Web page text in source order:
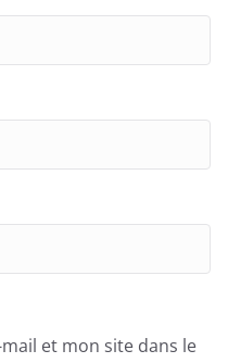
et mon site dans le